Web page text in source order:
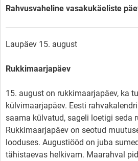
Rahvusvaheline vasakukäeliste
Laupäev 15. august
Rukkimaarjapäev
15. august on rukkimaarjapäev, ka
külvimaarjapäev. Eesti
saama külvatud, sageli loetigi seda
Rukkimaarjapäev on seotud
looduses. Augustiööd on juba
tähistaevas helkivam. Maarahval